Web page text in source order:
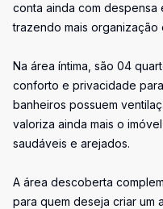
conta ainda com
trazendo mais organização
Na área íntima, são 04
conforto e privacidade
banheiros possuem
valoriza ainda mais o
saudáveis e arejados.
A área descoberta
para quem deseja criar um